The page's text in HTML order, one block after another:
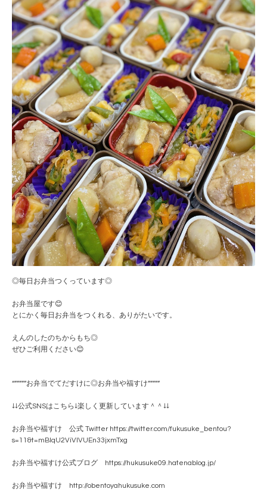
◎毎日お弁当つくっています◎
お弁当屋です😊
とにかく毎日お弁当をつくれる、ありがたいです。
えんのしたのちからもち◎
ぜひご利用ください😊
“”””””お弁当でてだすけに◎お弁当や福すけ”””””
↓↓公式SNSはこちら↓楽しく更新しています＾＾↓↓
お弁当や福すけ 公式 Twitter https://twitter.com/fukusuke_bentou?
s=11&t=mBlqU2ViVlVUEn33jxmTxg
お弁当や福すけ公式ブログ https://hukusuke09.hatenablog.jp/
お弁当や福すけ http://obentoyahukusuke.com